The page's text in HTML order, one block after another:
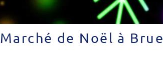
Marché de Noël à Brue